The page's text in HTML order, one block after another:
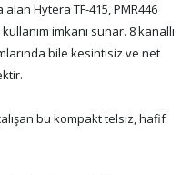
Hytera TF-415, PMR446
imkanı sunar. 8 kanallı
bile kesintisiz ve net
bu kompakt telsiz, hafif